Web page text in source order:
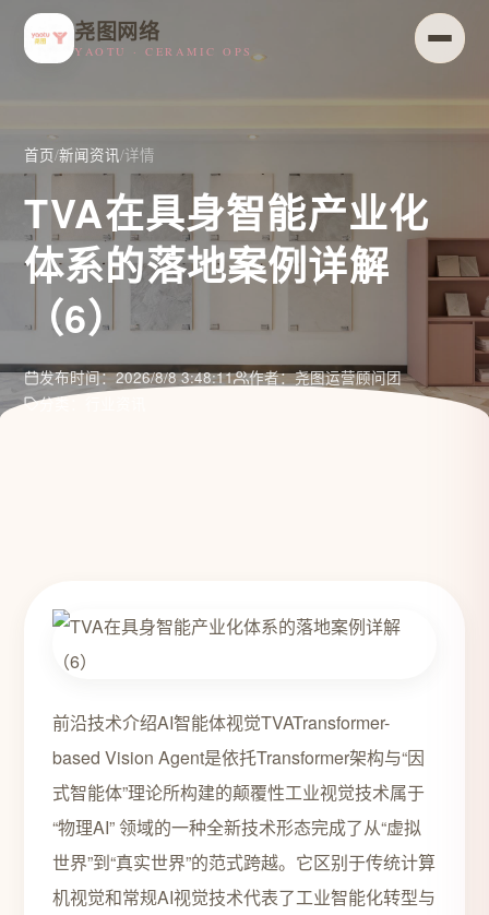
尧图网络
YAOTU · CERAMIC OPS
首页/新闻资讯/详情
TVA在具身智能产业化
体系的落地案例详解
（6）
发布时间：2026/8/8 3:48:11
作者：尧图运营顾问团
分类：行业资讯
前沿技术介绍AI智能体视觉TVATransformer-
based Vision Agent是依托Transformer架构与“因
式智能体”理论所构建的颠覆性工业视觉技术属于
“物理AI” 领域的一种全新技术形态完成了从“虚拟
世界”到“真实世界”的范式跨越。它区别于传统计算
机视觉和常规AI视觉技术代表了工业智能化转型与